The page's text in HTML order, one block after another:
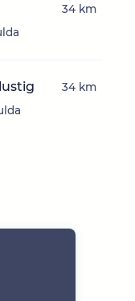
34 km
34 km